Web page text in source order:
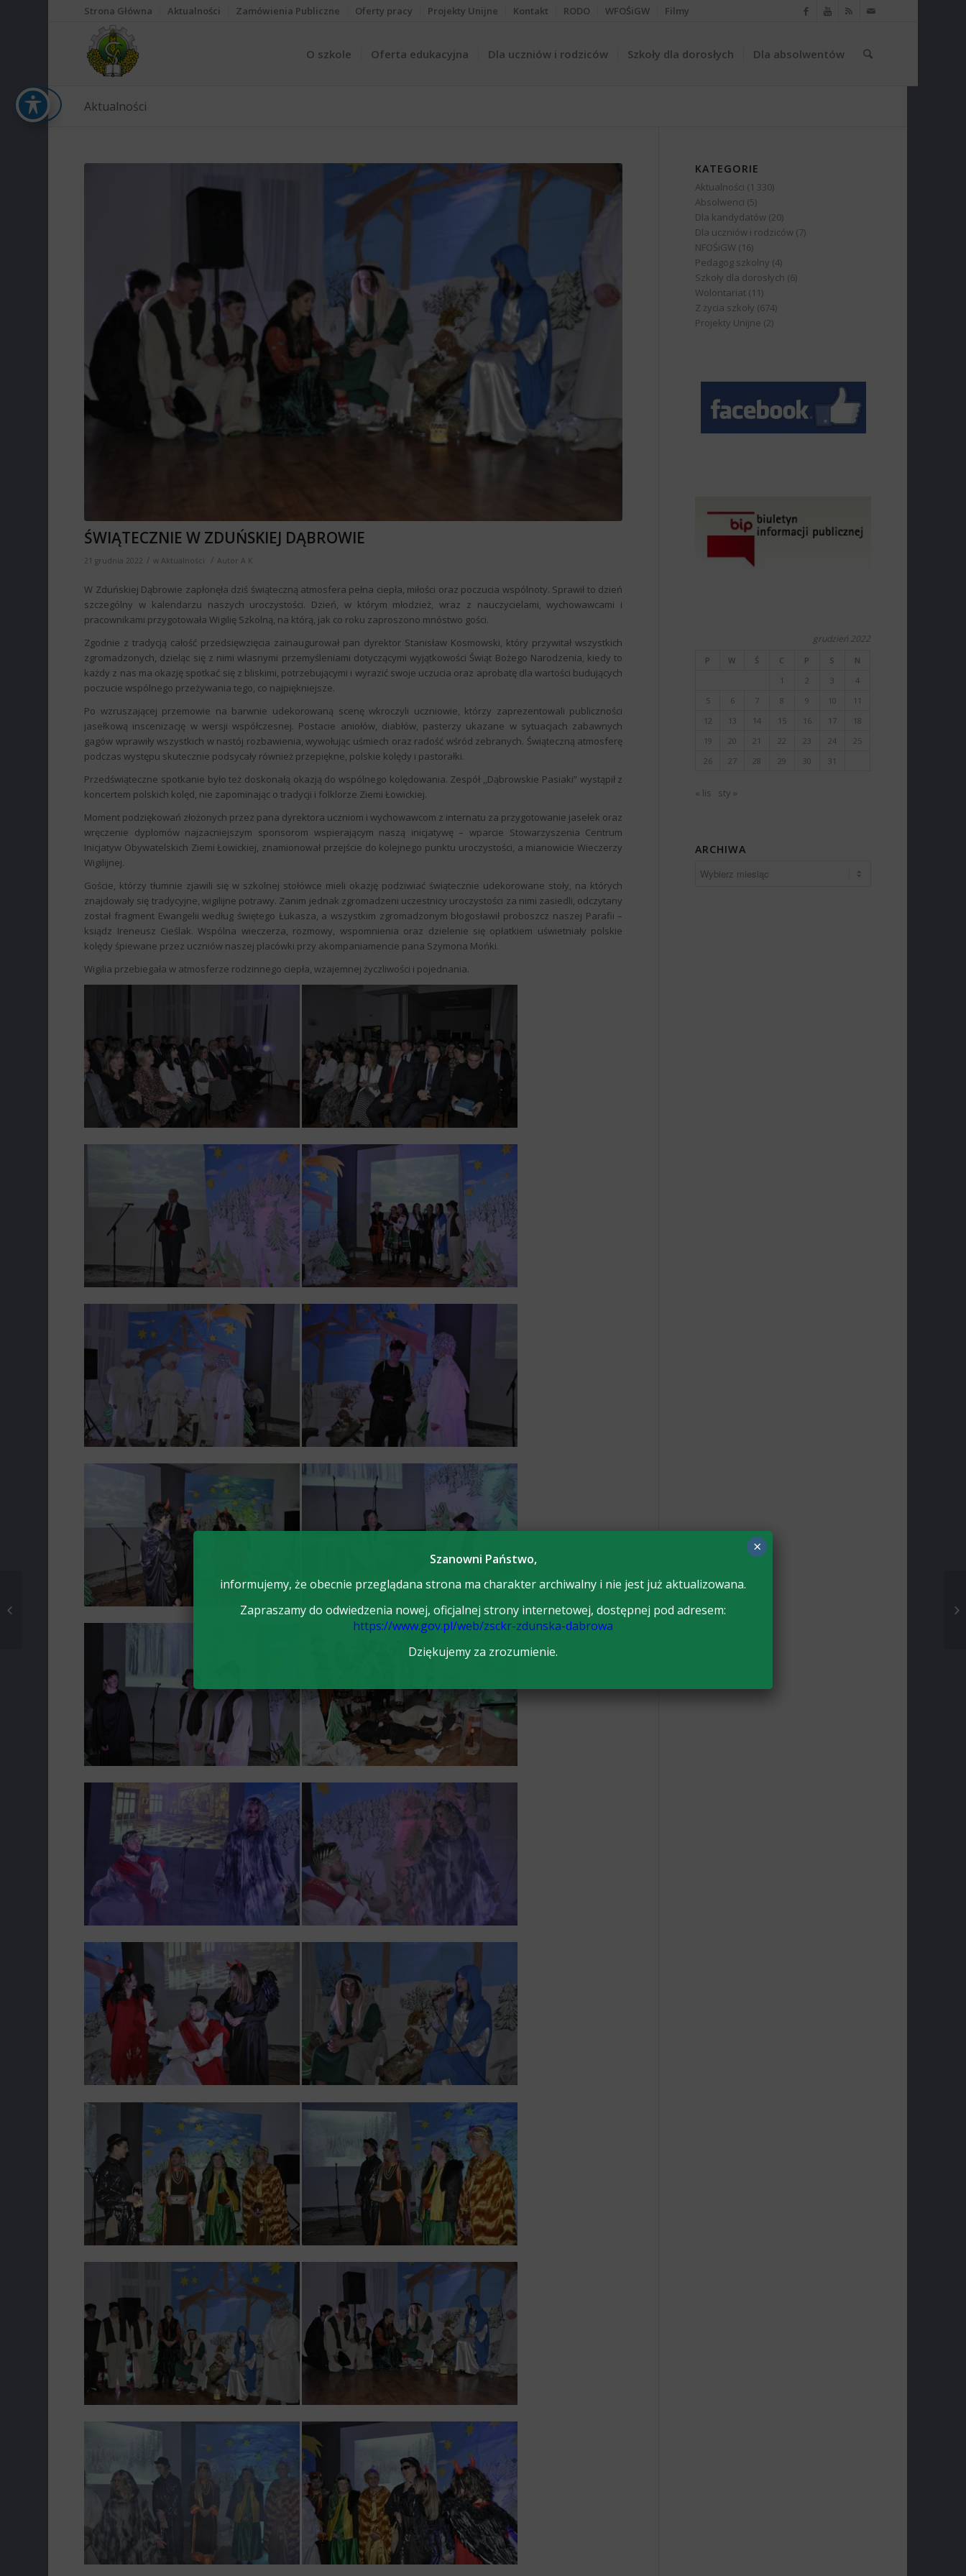
Strona Główna Aktualności Zamówienia Publiczne Oferty pracy Projekty Unijne Kontakt RODO WFOŚiGW Filmy
O szkole Oferta edukacyjna Dla uczniów i rodziców Szkoły dla dorosłych Dla absolwentów
Aktualności
ŚWIĄTECZNIE W ZDUŃSKIEJ DĄBROWIE
21 grudnia 2022 / wAktualności / AutorA K
W Zduńskiej Dąbrowie zapłonęła dziś świąteczną atmosfera pełna ciepła, miłości oraz poczucia wspólnoty. Sprawił to dzień
szczególny w kalendarzu naszych uroczystości. Dzień, w którym młodzież, wraz z nauczycielami, wychowawcami i
pracownikami przygotowała Wigilię Szkolną, na którą, jak co roku zaproszono mnóstwo gości.
Zgodnie z tradycją całość przedsięwzięcia zainaugurował pan dyrektor Stanisław Kosmowski, który przywitał wszystkich
zgromadzonych, dzieląc się z nimi własnymi przemyśleniami dotyczącymi wyjątkowości Świąt Bożego Narodzenia, kiedy to
każdy z nas ma okazję spotkać się z bliskimi, potrzebującymi i wyrazić swoje uczucia oraz aprobatę dla wartości budujących
poczucie wspólnego przeżywania tego, co najpiękniejsze.
Po wzruszającej przemowie na barwnie udekorowaną scenę wkroczyli uczniowie, którzy zaprezentowali publiczności
jasełkową inscenizację w wersji współczesnej. Postacie aniołów, diabłów, pasterzy ukazane w sytuacjach zabawnych
gagów wprawiły wszystkich w nastój rozbawienia, wywołując uśmiech oraz radość wśród zebranych. Świąteczną atmosferę
podczas występu skutecznie podsycały również przepiękne, polskie kolędy i pastorałki.
Przedświąteczne spotkanie było też doskonałą okazją do wspólnego kolędowania. Zespół ,,Dąbrowskie Pasiaki” wystąpił z
koncertem polskich kolęd, nie zapominając o tradycji i folklorze Ziemi Łowickiej.
Moment podziękowań złożonych przez pana dyrektora uczniom i wychowawcom z internatu za przygotowanie jasełek oraz
wręczenie dyplomów najzacniejszym sponsorom wspierającym naszą inicjatywę – wparcie Stowarzyszenia Centrum
Inicjatyw Obywatelskich Ziemi Łowickiej, znamionował przejście do kolejnego punktu uroczystości, a mianowicie Wieczerzy
Wigilijnej.
Goście, którzy tłumnie zjawili się w szkolnej stołówce mieli okazję podziwiać świątecznie udekorowane stoły, na których
znajdowały się tradycyjne, wigilijne potrawy. Zanim jednak zgromadzeni uczestnicy uroczystości za nimi zasiedli, odczytany
został fragment Ewangelii według świętego Łukasza, a wszystkim zgromadzonym błogosławił proboszcz naszej Parafii –
ksiądz Ireneusz Cieślak. Wspólna wieczerza, rozmowy, wspomnienia oraz dzielenie się opłatkiem uświetniały polskie
kolędy śpiewane przez uczniów naszej placówki przy akompaniamencie pana Szymona Mońki.
Wigilia przebiegała w atmosferze rodzinnego ciepła, wzajemnej życzliwości i pojednania.
KATEGORIE
Aktualności (1 330)
Absolwenci (5)
Dla kandydatów (20)
Dla uczniów i rodziców (7)
NFOŚiGW (16)
Pedagog szkolny (4)
Szkoły dla dorosłych (6)
Wolontariat (11)
Z życia szkoły (674)
Projekty Unijne (2)
grudzień 2022
P W Ś C P S
N
1
2 3
4
5
6 7 8 9 10
11
12
13 14 15 16 17
18
19
20 21 22 23 24
25
26
27 28 29 30 31
« lis sty »
ARCHIWA
profilaktyczne z
Szanowni Państwo,
informujemy, że obecnie przeglądana strona ma charakter archiwalny i nie jest już aktualizowana.
Zapraszamy do odwiedzenia nowej, oficjalnej strony internetowej, dostępnej pod adresem:
https://www.gov.pl/web/zsckr-zdunska-dabrowa
Dziękujemy za zrozumienie.
×